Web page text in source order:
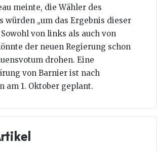
meinte, die Wähler des
würden „um das Ergebnis dieser
von links als auch von
der neuen Regierung schon
drohen. Eine
von Barnier ist nach
am 1. Oktober geplant.